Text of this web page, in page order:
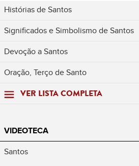
Histórias de Santos
Significados e Simbolismo de Santos
Devoção a Santos
Oração, Terço de Santo
VER LISTA COMPLETA
VIDEOTECA
Santos